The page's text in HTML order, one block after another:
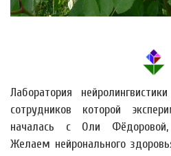
Лаборатория
сотрудников которой
началась с Оли
Желаем нейронального